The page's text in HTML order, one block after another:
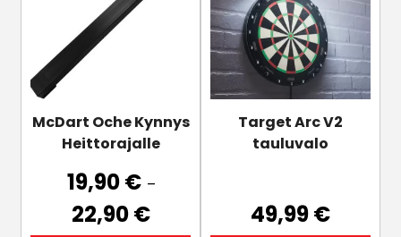
McDart Oche Kynnys
Heittorajalle
19,90€ –
22,90€
muunnelma.
Voit
tehdä
valinnat
tuotteen
sivulla.
Target Arc V2
tauluvalo
49,99€